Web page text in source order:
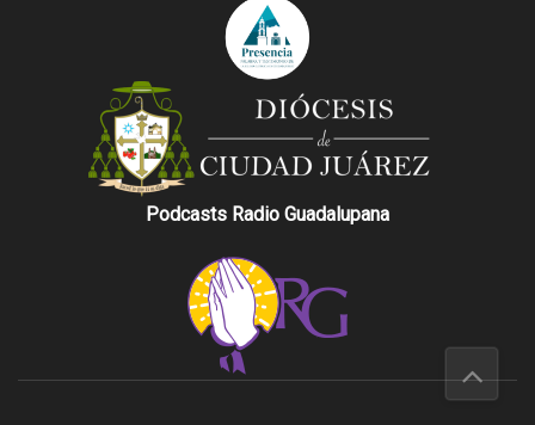
Podcasts Radio Guadalupana